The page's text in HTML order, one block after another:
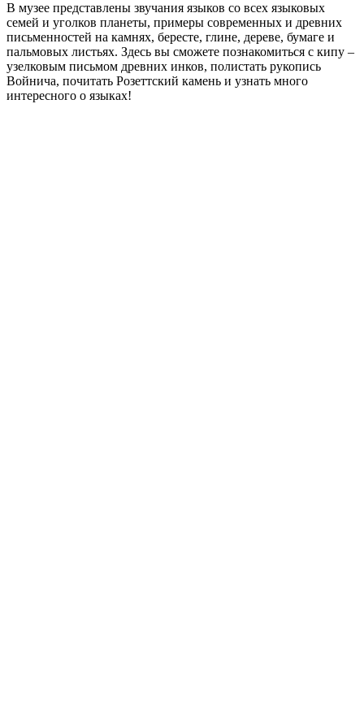
В музее представлены звучания языков со всех языковых
семей и уголков планеты, примеры современных и древних
письменностей на камнях, бересте, глине, дереве, бумаге и
пальмовых листьях. Здесь вы сможете познакомиться с кипу –
узелковым письмом древних инков, полистать рукопись
Войнича, почитать Розеттский камень и узнать много
интересного о языках!